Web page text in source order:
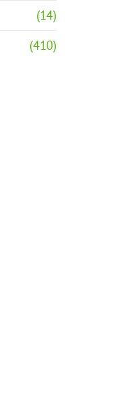
(14)
(410)